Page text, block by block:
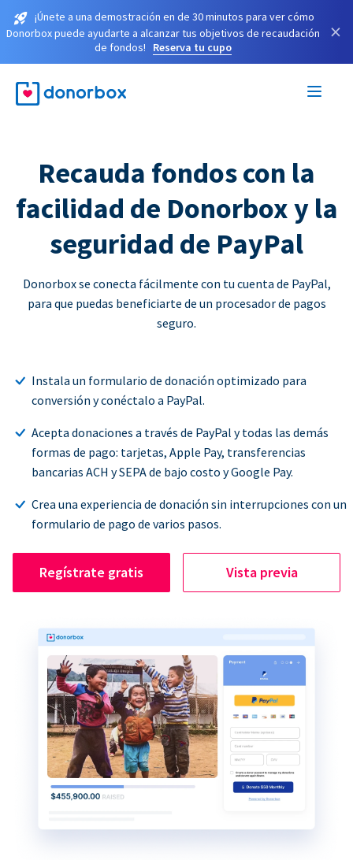
¡Únete a una demostración en de 30 minutos para ver cómo
Donorbox puede ayudarte a alcanzar tus objetivos de recaudación
de fondos!
Reserva tu cupo
×
Recauda fondos con la
facilidad de Donorbox y la
seguridad de PayPal
Donorbox se conecta fácilmente con tu cuenta de PayPal,
para que puedas beneficiarte de un procesador de pagos
seguro.
Instala un formulario de donación optimizado para
conversión y conéctalo a PayPal.
Acepta donaciones a través de PayPal y todas las demás
formas de pago: tarjetas, Apple Pay, transferencias
bancarias ACH y SEPA de bajo costo y Google Pay.
Crea una experiencia de donación sin interrupciones con un
formulario de pago de varios pasos.
Regístrate gratis Vista previa